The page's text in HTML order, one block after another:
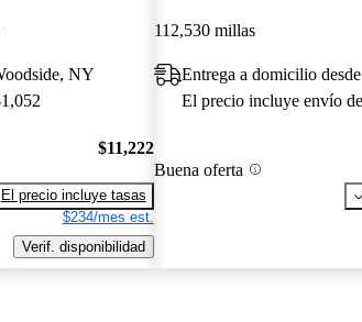
NY
$11,222
El precio incluye tasas
$234/mes est.
Verif. disponibilidad
112,530 millas
Entrega a domicilio
El precio incluye envío
Buena oferta